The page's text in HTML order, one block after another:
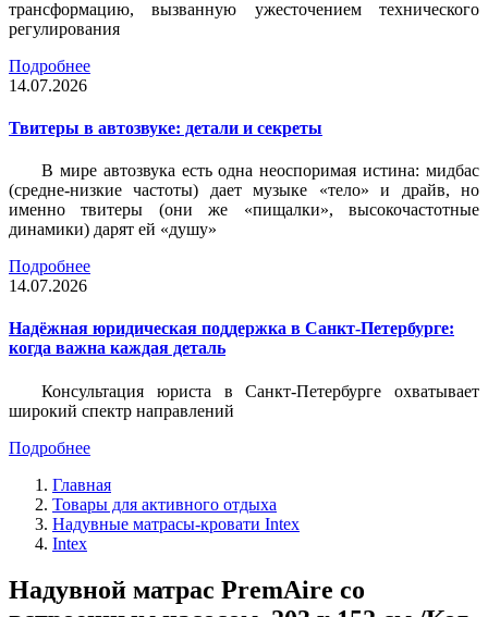
трансформацию, вызванную ужесточением технического
регулирования
Подробнее
14.07.2026
Твитеры в автозвуке: детали и секреты
В мире автозвука есть одна неоспоримая истина: мидбас
(средне-низкие частоты) дает музыке «тело» и драйв, но
именно твитеры (они же «пищалки», высокочастотные
динамики) дарят ей «душу»
Подробнее
14.07.2026
Надёжная юридическая поддержка в Санкт-Петербурге:
когда важна каждая деталь
Консультация юриста в Санкт-Петербурге охватывает
широкий спектр направлений
Подробнее
Главная
Товары для активного отдыха
Надувные матрасы-кровати Intex
Intex
Надувной матрас PremAire со